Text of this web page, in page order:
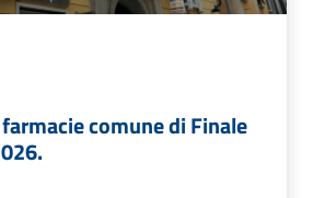
comune di Finale